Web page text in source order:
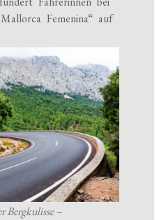
Femenina“ auf
Bergkulisse –